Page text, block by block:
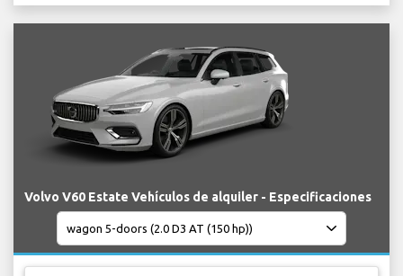
Volvo V60 Estate Vehículos de alquiler - Especificaciones